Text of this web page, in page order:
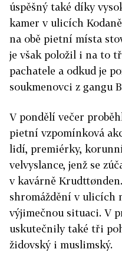
úspěšný také díky
kamer v ulicích
na obě pietní místa
je však položil i na to
pachatele a odkud je
soukmenovci z gangu
V pondělí večer
pietní vzpomínková
lidí, premiérky,
velvyslance, jenž se
v kavárně
shromáždění v ulicích
výjimečnou situaci. V
uskutečnily také tři
židovský i muslimský.